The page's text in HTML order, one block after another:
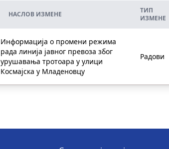
НАСЛОВ ИЗМЕНЕ
ТИП
ИЗМЕНЕ
Информација о промени режима
рада линија jaвног превоза због
урушавања тротоара у улици
Космајска у Младеновцу
Радови